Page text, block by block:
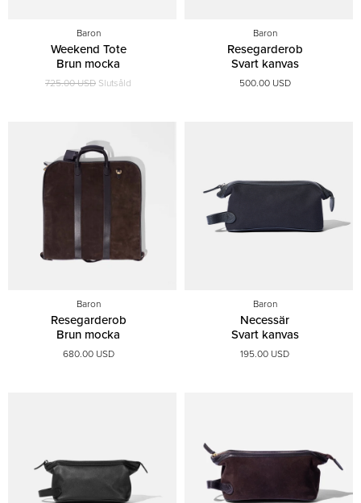
Baron
Weekend Tote
Brun mocka
725.00 USD Slutsåld
Baron
Resegarderob
Svart kanvas
500.00 USD
Baron
Resegarderob
Brun mocka
680.00 USD
Baron
Necessär
Svart kanvas
195.00 USD